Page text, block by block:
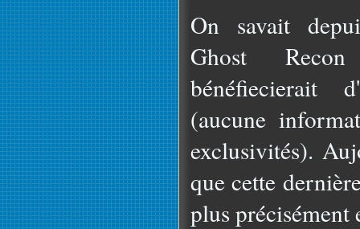
On savait
Ghost
bénéfiecierait
(aucune
exclusivités).
que cette
plus précisément